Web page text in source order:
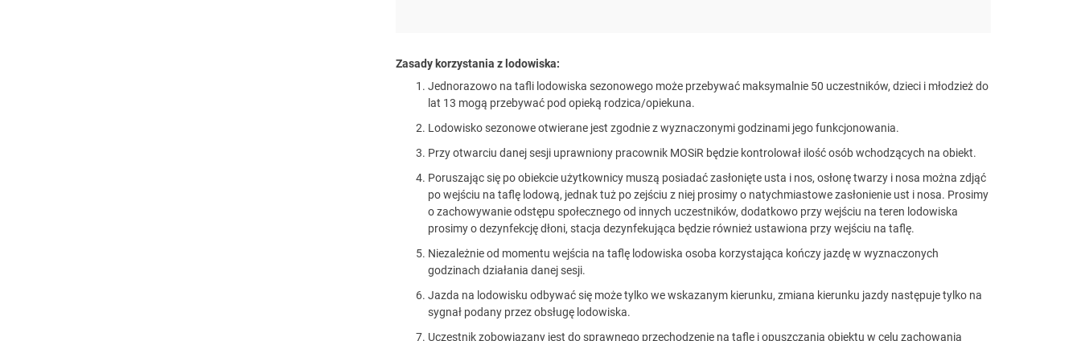
Zasady korzystania z lodowiska:
Jednorazowo na tafli lodowiska sezonowego może przebywać maksymalnie 50 uczestników, dzieci i młodzież do
lat 13 mogą przebywać pod opieką rodzica/opiekuna.
Lodowisko sezonowe otwierane jest zgodnie z wyznaczonymi godzinami jego funkcjonowania.
Przy otwarciu danej sesji uprawniony pracownik MOSiR będzie kontrolował ilość osób wchodzących na obiekt.
Poruszając się po obiekcie użytkownicy muszą posiadać zasłonięte usta i nos, osłonę twarzy i nosa można zdjąć
po wejściu na taflę lodową, jednak tuż po zejściu z niej prosimy o natychmiastowe zasłonienie ust i nosa. Prosimy
o zachowywanie odstępu społecznego od innych uczestników, dodatkowo przy wejściu na teren lodowiska
prosimy o dezynfekcję dłoni, stacja dezynfekująca będzie również ustawiona przy wejściu na taflę.
Niezależnie od momentu wejścia na taflę lodowiska osoba korzystająca kończy jazdę w wyznaczonych
godzinach działania danej sesji.
Jazda na lodowisku odbywać się może tylko we wskazanym kierunku, zmiana kierunku jazdy następuje tylko na
sygnał podany przez obsługę lodowiska.
Uczestnik zobowiązany jest do sprawnego przechodzenie na taflę i opuszczania obiektu w celu zachowania